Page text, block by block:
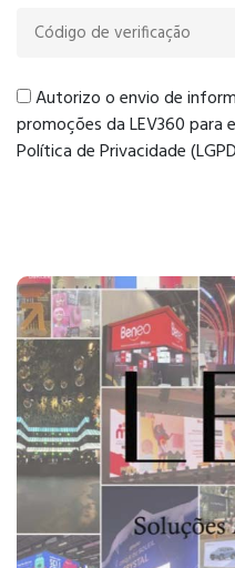
Autorizo o envio de
promoções da LEV360
Política de Privacidade